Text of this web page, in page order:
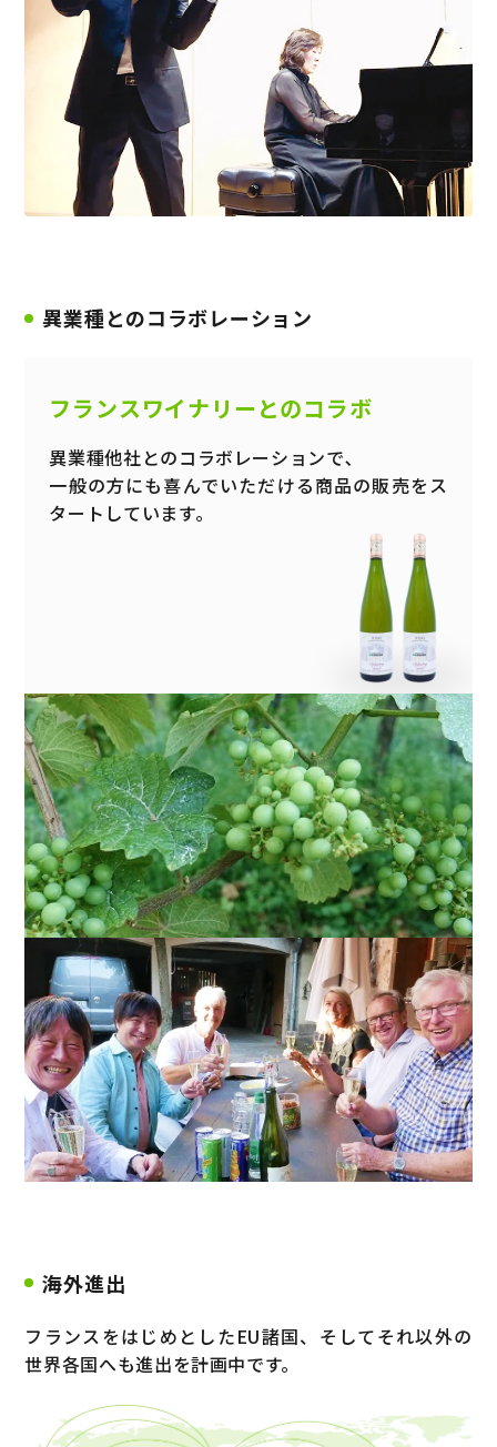
異業種とのコラボレーション
フランスワイナリーとのコラボ
異業種他社とのコラボレーションで､
一般の方にも喜んでいただける商品の販売をス
タートしています。
海外進出
フランスをはじめとしたEU諸国、そしてそれ以外の
世界各国へも進出を計画中です。